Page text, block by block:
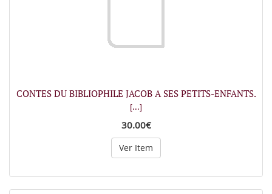
CONTES DU BIBLIOPHILE JACOB A SES PETITS-ENFANTS.
[...]
30.00€
Ver Item